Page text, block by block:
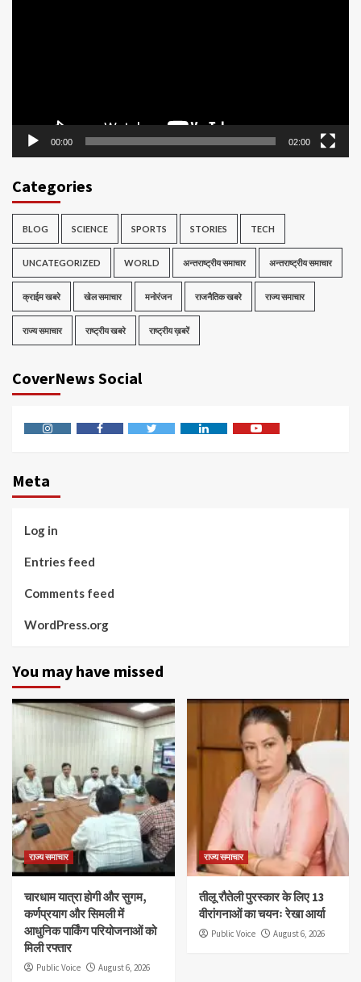
00:00 02:00
Categories
BLOG SCIENCE SPORTS STORIES TECH
UNCATEGORIZED WORLD अन्तराष्ट्रीय समाचार अन्तराष्ट्रीय समाचार
क्राईम खबरे खेल समाचार मनोरंजन राजनैतिक खबरे राज्य समाचार
राज्य समाचार राष्ट्रीय खबरे राष्ट्रीय ख़बरें
CoverNews Social
Meta
Log in
Entries feed
Comments feed
WordPress.org
You may have missed
राज्य समाचार
चारधाम यात्रा होगी और सुगम,
कर्णप्रयाग और सिमली में
आधुनिक पार्किंग परियोजनाओं को
मिली रफ्तार
Public Voice August 6, 2026
राज्य समाचार
तीलू रौतेली पुरस्कार के लिए 13
वीरांगनाओं का चयनः रेखा आर्या
Public Voice August 6, 2026